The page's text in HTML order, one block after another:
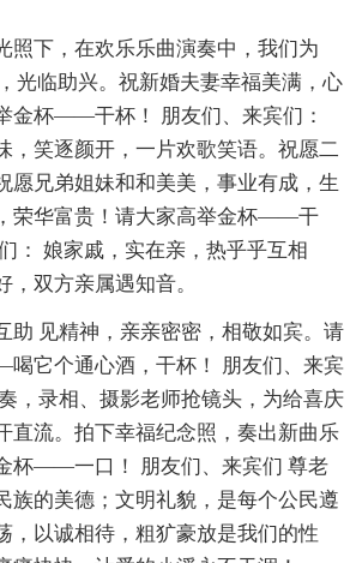
照下，在欢乐乐曲演奏中，我们为
光临助兴。祝新婚夫妻幸福美满，心
金杯——干杯！ 朋友们、来宾们：
，笑逐颜开，一片欢歌笑语。祝愿二
愿兄弟姐妹和和美美，事业有成，生
荣华富贵！请大家高举金杯——干
： 娘家戚，实在亲，热乎乎互相
双方亲属遇知音。
助 见精神，亲亲密密，相敬如宾。请
它个通心酒，干杯！ 朋友们、来宾
，录相、摄影老师抢镜头，为给喜庆
直流。拍下幸福纪念照，奏出新曲乐
杯——一口！ 朋友们、来宾们 尊老
族的美德；文明礼貌，是每个公民遵
，以诚相待，粗犷豪放是我们的性